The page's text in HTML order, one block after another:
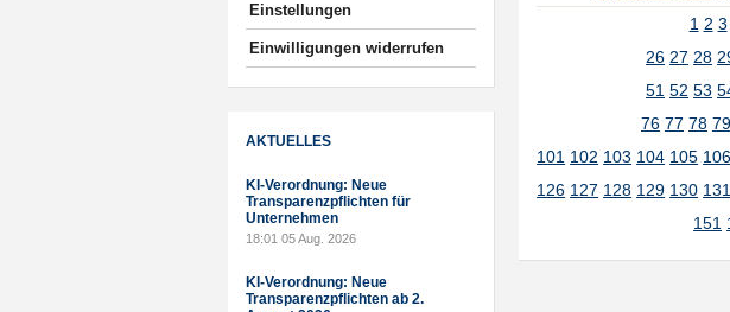
Einstellungen
Einwilligungen widerrufen
AKTUELLES
KI-Verordnung: Neue
Transparenzpflichten für
Unternehmen
18:01 05 Aug. 2026
KI-Verordnung: Neue
Transparenzpflichten ab 2.
1 2 3
26 27 28
51 52 53
76 77 78 79
101 102 103 104 105 106
126 127 128 129 130 131
151